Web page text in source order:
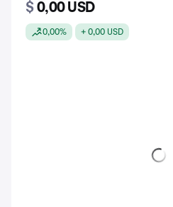
$ 0,00 USD
0,00% + 0,00 USD